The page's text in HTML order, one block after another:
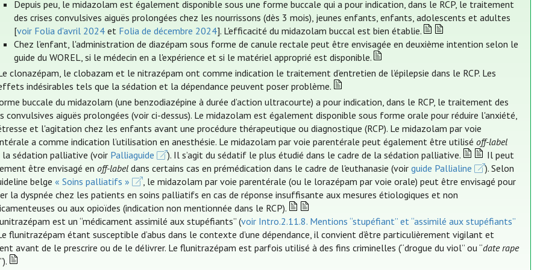
Depuis peu, le midazolam est également disponible sous une forme buccale qui a pour indication, dans le RCP, le traitement
des crises convulsives aiguës prolongées chez les nourrissons (dès 3 mois), jeunes enfants, enfants, adolescents et adultes
[voir Folia d'avril 2024et Folia de décembre 2024]. L'efficacité du midazolam buccal est bien établie.
Chez l’enfant, l'administration de diazépam sous forme de canule rectale peut être envisagée en deuxième intention selon le
guide du WOREL, si le médecin en a l'expérience et si le matériel approprié est disponible.
clonazépam, le clobazam et le nitrazépam ont comme indication le traitement d’entretien de l’épilepsie dans le RCP. Les
indésirables tels que la sédation et la dépendance peuvent poser problème.
buccale du midazolam (une benzodiazépine à durée d’action ultracourte) a pour indication, dans le RCP, le traitement des
convulsives aiguës prolongées (voir ci-dessus). Le midazolam est également disponible sous forme orale pour réduire l'anxiété,
et l'agitation chez les enfants avant une procédure thérapeutique ou diagnostique (RCP). Le midazolam par voie
a comme indication l’utilisation en anesthésie. Le midazolam par voie parentérale peut également être utiliséoff-label
la sédation palliative (voir Palliaguide ). Il s’agit du sédatif le plus étudié dans le cadre de la sédation palliative.
Il peut
être envisagé enoff-label dans certains cas en prémédication dans le cadre de l'euthanasie (voirguide Pallialine
). Selon
belge « Soins palliatifs »
, le midazolam par voie parentérale (ou le lorazépam par voie orale) peut être envisagé pour
la dyspnée chez les patients en soins palliatifs en cas de réponse insuffisante aux mesures étiologiques et non
ou aux opioïdes (indication non mentionnée dans le RCP).
est un “médicament assimilé aux stupéfiants” (voir Intro.2.11.8. Mentions “stupéfiant” et “assimilé aux stupéfiants”
flunitrazépam étant susceptible d’abus dans le contexte d’une dépendance, il convient d’être particulièrement vigilant et
avant de le prescrire ou de le délivrer. Le flunitrazépam est parfois utilisé à des fins criminelles (“drogue du viol” ou “date rape
”).